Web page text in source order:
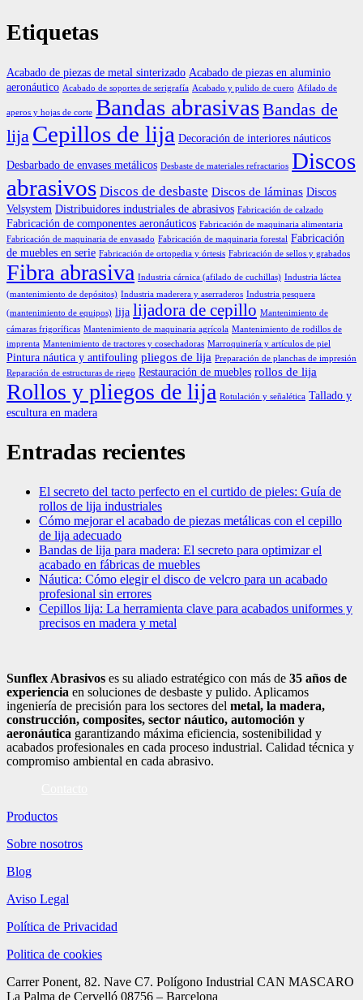
Etiquetas
Acabado de piezas de metal sinterizado Acabado de piezas en aluminio
aeronáutico Acabado de soportes de serigrafía Acabado y pulido de cuero Afilado de
aperos y hojas de corte Bandas abrasivasBandas de
lija Cepillos de lija Decoración de interiores náuticos
Desbarbado de envases metálicos Desbaste de materiales refractarios Discos
abrasivos Discos de desbaste Discos de láminas Discos
Velsystem Distribuidores industriales de abrasivos Fabricación de calzado
Fabricación de componentes aeronáuticos Fabricación de maquinaria alimentaria
Fabricación de maquinaria de envasado Fabricación de maquinaria forestal Fabricación
de muebles en serie Fabricación de ortopedia y órtesis Fabricación de sellos y grabados
Fibra abrasiva Industria cárnica (afilado de cuchillas) Industria láctea
(mantenimiento de depósitos) Industria maderera y aserraderos Industria pesquera
(mantenimiento de equipos) lija lijadora de cepillo Mantenimiento de
cámaras frigoríficas Mantenimiento de maquinaria agrícola Mantenimiento de rodillos de
imprenta Mantenimiento de tractores y cosechadoras Marroquinería y artículos de piel
Pintura náutica y antifouling pliegos de lija Preparación de planchas de impresión
Reparación de estructuras de riego Restauración de muebles rollos de lija
Rollos y pliegos de lija Rotulación y señalética Tallado y
escultura en madera
Entradas recientes
El secreto del tacto perfecto en el curtido de pieles: Guía de
rollos de lija industriales
Cómo mejorar el acabado de piezas metálicas con el cepillo
de lija adecuado
Bandas de lija para madera: El secreto para optimizar el
acabado en fábricas de muebles
Náutica: Cómo elegir el disco de velcro para un acabado
profesional sin errores
Cepillos lija: La herramienta clave para acabados uniformes y
precisos en madera y metal
Sunflex Abrasivos es su aliado estratégico con más de 35 años de
experiencia en soluciones de desbaste y pulido. Aplicamos
ingeniería de precisión para los sectores del metal, la madera,
construcción, composites, sector náutico, automoción y
aeronáutica garantizando máxima eficiencia, sostenibilidad y
acabados profesionales en cada proceso industrial. Calidad técnica y
compromiso ambiental en cada abrasivo.
Productos
Sobre nosotros
Blog
Aviso Legal
Política de Privacidad
Politica de cookies
Carrer Ponent, 82. Nave C7. Polígono Industrial CAN MASCARO
La Palma de Cervelló 08756 – Barcelona